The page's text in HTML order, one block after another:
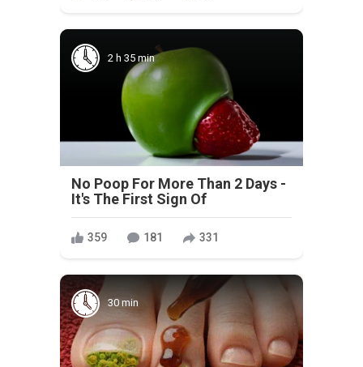
2 h 35 min
No Poop For More Than 2 Days -
It's The First Sign Of
359 181 331
30 min